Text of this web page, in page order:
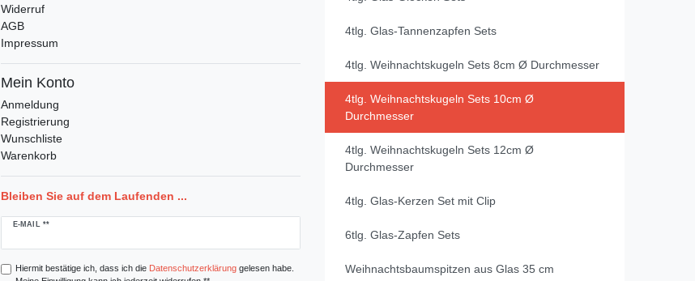
Widerruf
AGB
Impressum
Mein Konto
Anmeldung
Registrierung
Wunschliste
Warenkorb
Bleiben Sie auf dem Laufenden ...
E-MAIL **
Newsletter
Hiermit bestätige ich, dass ich die Daten­schutz­erklärunggelesen habe.
4tlg. Glas-Tannenzapfen Sets
4tlg. Weihnachtskugeln Sets 8cm Ø Durchmesser
4tlg. Weihnachtskugeln Sets 10cm Ø
Durchmesser
4tlg. Weihnachtskugeln Sets 12cm Ø
Durchmesser
4tlg. Glas-Kerzen Set mit Clip
6tlg. Glas-Zapfen Sets
Weihnachtsbaumspitzen aus Glas 35 cm